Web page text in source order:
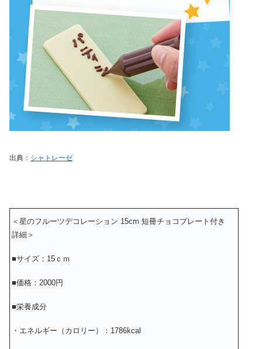
出典： シャトレーゼ
＜星のフルーツデコレーション 15cm 短冊チョコプレート付き
詳細＞
■サイズ：15ｃｍ
■価格：2000円
■栄養成分
・エネルギー（カロリー）：1786kcal